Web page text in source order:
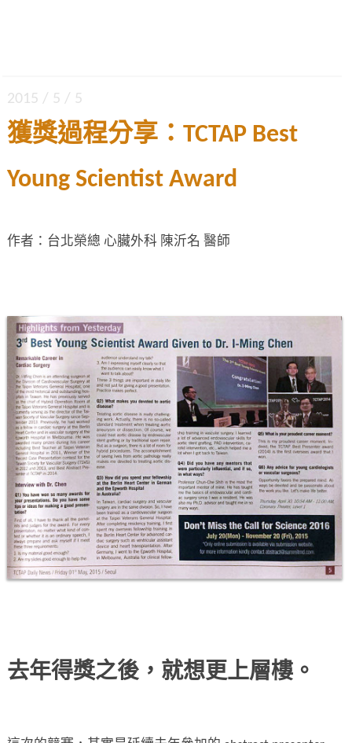
2015 / 5 / 5
獲獎過程分享：TCTAP Best
Young Scientist Award
作者：台北榮總 心臟外科 陳沂名 醫師
去年得獎之後，就想更上層樓。